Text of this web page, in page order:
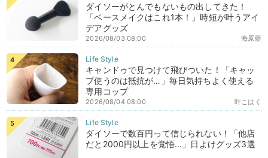
ダイソーがとんでもないもの出してきた！
「ベースメイクはこれ1本！」時短が叶うアイ
デアグッズ
海原藍
2026/08/03 08:00
キャンドゥで見つけて飛びついた！「キャッ
プ使うのは抵抗が…」毎日気持ちよく使える
専用コップ
叶こはく
2026/08/04 08:00
ダイソーで数百円って信じられない！「他店
だと2000円以上を覚悟…」日よけグッズ3選